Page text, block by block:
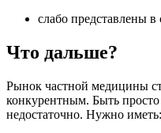
слабо представлены в
Что дальше?
Рынок частной медицины
конкурентным. Быть
недостаточно. Нужно иметь: